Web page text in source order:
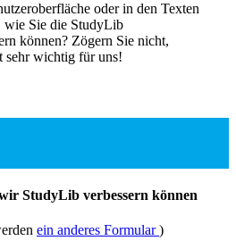
oder in den Texten
wie Sie die StudyLib
können? Zögern Sie nicht,
sehr wichtig für uns!
StudyLib verbessern können
ein anderes Formular)